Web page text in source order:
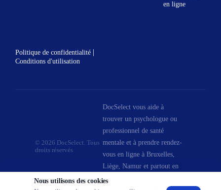
Nous utilisons des cookies
en ligne
Politique de confidentialité |
Conditions d'utilisation
© 2026 DocSelect. Tous
droits réservés
DocSelect vous aide à
trouver un psychologue ou
professionnel de santé
mentale et à prendre rendez-
vous en ligne à Bruxelles,
Liège, Namur et partout en
Belgique.